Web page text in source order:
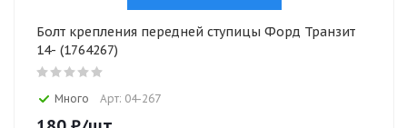
Болт крепления передней ступицы Форд Транзит
14- (1764267)
Много Арт: 04-267